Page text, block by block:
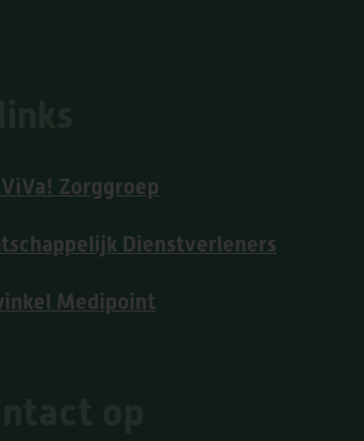
Zorggroep
Dienstverleners
Medipoint